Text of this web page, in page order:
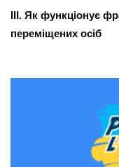
ІІІ. Як функціонує
переміщених осіб